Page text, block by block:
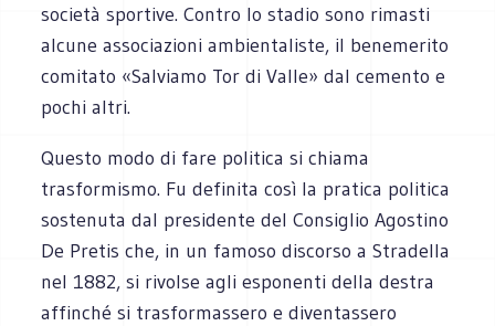
società sportive. Contro lo stadio sono rimasti
alcune associazioni ambientaliste, il benemerito
comitato «Salviamo Tor di Valle» dal cemento e
pochi altri.
Questo modo di fare politica si chiama
trasformismo. Fu definita così la pratica politica
sostenuta dal presidente del Consiglio Agostino
De Pretis che, in un famoso discorso a Stradella
nel 1882, si rivolse agli esponenti della destra
affinché si trasformassero e diventassero